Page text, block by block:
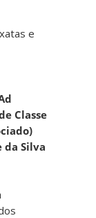
e
Classe
da Silva